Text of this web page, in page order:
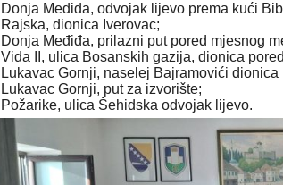
Donja Međiđa, odvojak lijevo prema kući
Rajska, dionica Iverovac;
Donja Međiđa, prilazni put pored mjesnog
Vida II, ulica Bosanskih gazija, dionica
Lukavac Gornji, naselej Bajramovići dionica
Lukavac Gornji, put za izvorište;
Požarike, ulica Šehidska odvojak lijevo.